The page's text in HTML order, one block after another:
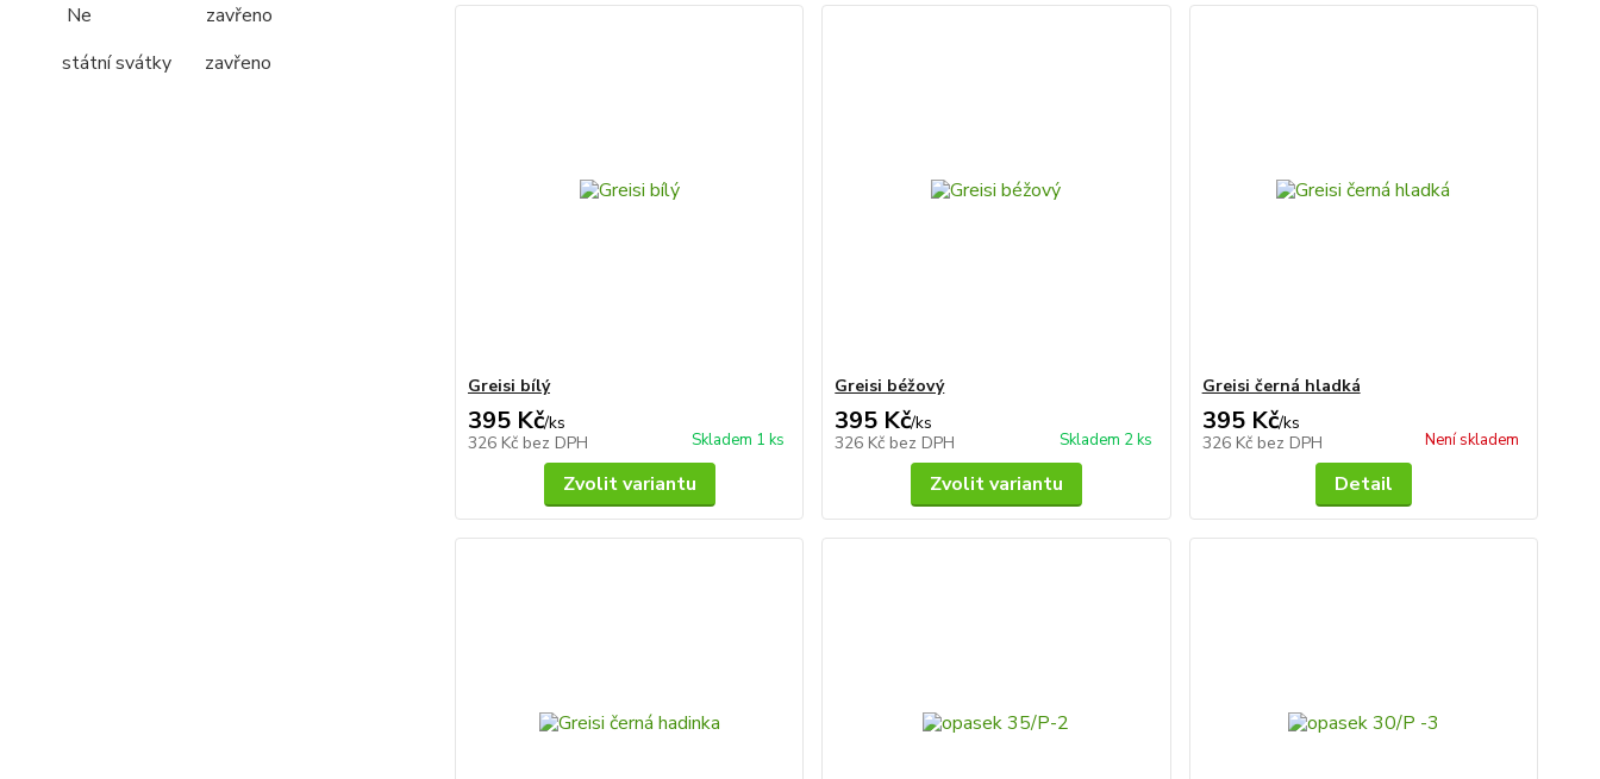
Ne zavřeno
státní svátky zavřeno
Greisi bílý
395 Kč/ks
326 Kč bez DPH Skladem 1 ks
Zvolit variantu
Greisi béžový
395 Kč/ks
326 Kč bez DPH Skladem 2 ks
Zvolit variantu
Greisi černá hladká
395 Kč/ks
326 Kč bez DPH Není skladem
Detail